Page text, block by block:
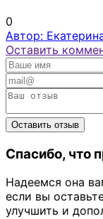
0
Автор:
Оставить
Спасибо, что
Надеемся она
если вы
улучшить и